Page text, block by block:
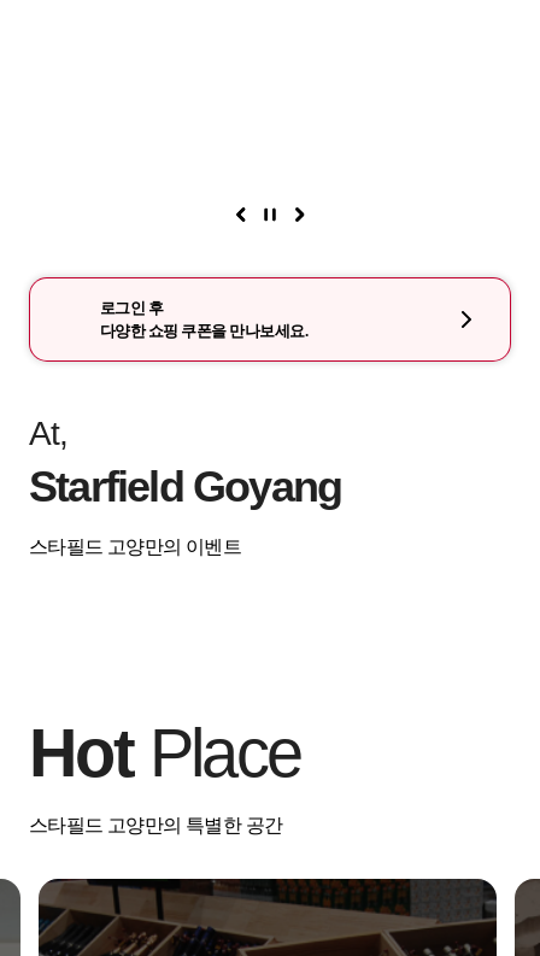
로그인 후
다양한 쇼핑 쿠폰을 만나보세요.
At,
Starfield Goyang
스타필드 고양만의 이벤트
HotPlace
스타필드 고양만의 특별한 공간